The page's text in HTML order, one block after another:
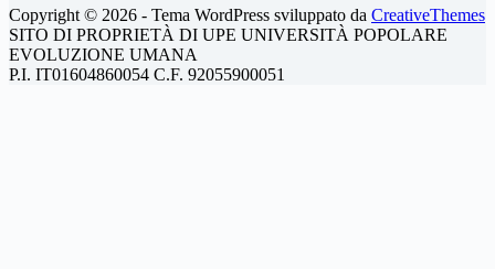
Copyright © 2026 - Tema WordPress sviluppato da CreativeThemes
SITO DI PROPRIETÀ DI UPE UNIVERSITÀ POPOLARE
EVOLUZIONE UMANA
P.I. IT01604860054 C.F. 92055900051